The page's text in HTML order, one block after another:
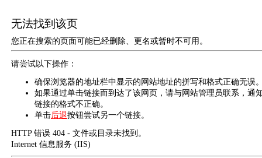
无法找到该页
您正在搜索的页面可能已经删除、更名或暂时不可用。
请尝试以下操作：
确保浏览器的地址栏中显示的网站地址的拼写和格式正确无误
如果通过单击链接而到达了该网页，请与网站管理员联系，通
链接的格式不正确。
单击后退按钮尝试另一个链接。
HTTP 错误 404 - 文件或目录未找到。
Internet 信息服务 (IIS)